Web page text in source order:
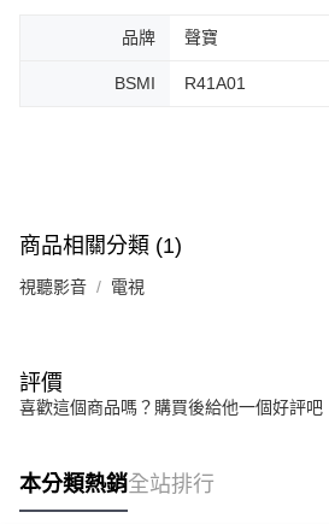
品牌 聲寶
BSMI R41A01
商品相關分類 (1)
視聽影音 電視
評價
喜歡這個商品嗎？購買後給他一個好評吧
本分類熱銷全站排行